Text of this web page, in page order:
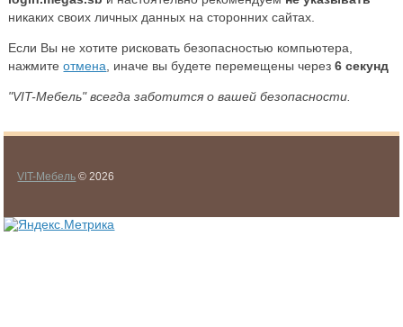
никаких своих личных данных на сторонних сайтах.
Если Вы не хотите рисковать безопасностью компьютера,
нажмитеотмена , иначе вы будете перемещены через6 секунд
"VIT-Мебель" всегда заботится о вашей безопасности.
VIT-Мебель © 2026